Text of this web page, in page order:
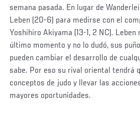
semana pasada. En lugar de
Leben (20-6) para medirse con el
Yoshihiro Akiyama (13-1, 2 NC).
último momento y no lo dudó, sus
pueden cambiar el desarrollo de
sabe. Por eso su rival oriental tendrá
conceptos de judo y llevar las
mayores oportunidades.